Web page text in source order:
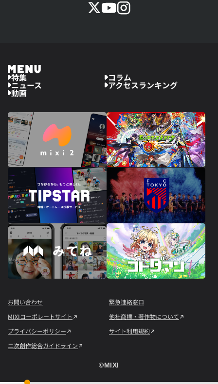
特集 コラム
ニュース アクセスランキング
動画
お問い合わせ
緊急連絡窓口
MIXIコーポレートサイト
他社商標・著作物について
プライバシーポリシー
サイト利用規約
二次創作総合ガイドライン
©︎MIXI